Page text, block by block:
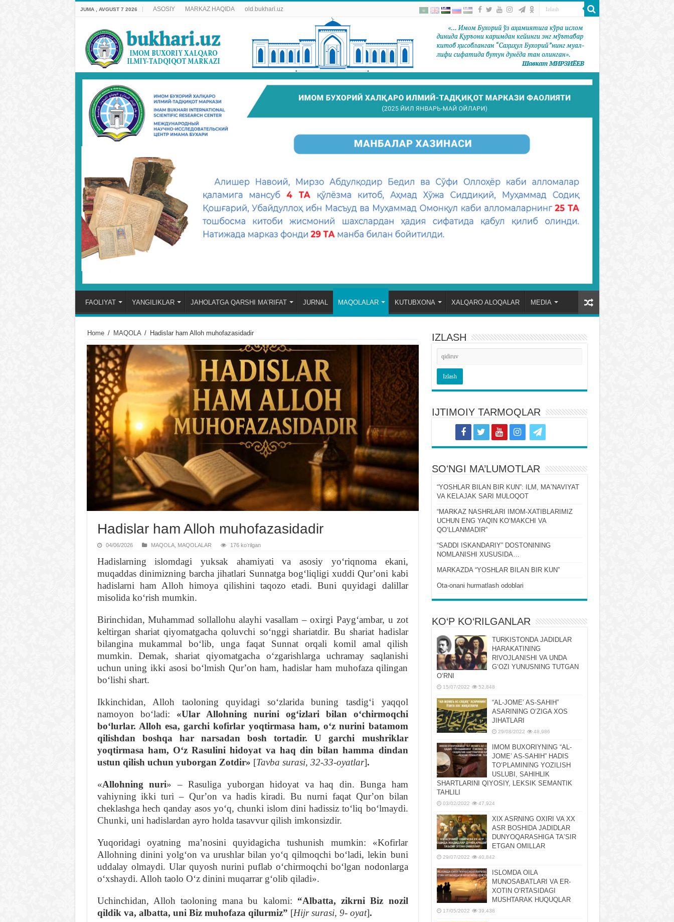
JUMA , AVGUST 7 2026 ASOSIY MARKAZ HAQIDA old.bukhari.uz
FAOLIYAT YANGILIKLAR JAHOLATGA QARSHI MA’RIFAT JURNAL MAQOLALAR KUTUBXONA XALQARO ALOQALAR MEDIA
Home / MAQOLA / Hadislar ham Alloh muhofazasidadir
Hadislar ham Alloh muhofazasidadir
04/06/2026 MAQOLA, MAQOLALAR 176 koʻrilgan
Hadislarning islomdagi yuksak ahamiyati va asosiy yoʻriqnoma ekani,
muqaddas dinimizning barcha jihatlari Sunnatga bogʻliqligi xuddi Qurʼoni kabi
hadislarni ham Alloh himoya qilishini taqozo etadi. Buni quyidagi dalillar
misolida koʻrish mumkin.
Birinchidan, Muhammad sollallohu alayhi vasallam – oxirgi Paygʻambar, u zot
keltirgan shariat qiyomatgacha qoluvchi soʻnggi shariatdir. Bu shariat hadislar
bilangina mukammal boʻlib, unga faqat Sunnat orqali komil amal qilish
mumkin. Demak, shariat qiyomatgacha oʻzgarishlarga uchramay saqlanishi
uchun uning ikki asosi boʻlmish Qurʼon ham, hadislar ham muhofaza qilingan
boʻlishi shart.
Ikkinchidan, Alloh taoloning quyidagi soʻzlarida buning tasdigʻi yaqqol
namoyon boʻladi: «Ular Allohning nurini ogʻizlari bilan oʻchirmoqchi
boʻlurlar. Alloh esa, garchi kofirlar yoqtirmasa ham, oʻz nurini batamom
qilishdan boshqa har narsadan bosh tortadir. U garchi mushriklar
yoqtirmasa ham, Oʻz Rasulini hidoyat va haq din bilan hamma dindan
ustun qilish uchun yuborgan Zotdir» [Tavba surasi, 32-33-oyatlar].
«Allohning nuri» – Rasuliga yuborgan hidoyat va haq din. Bunga ham
vahiyning ikki turi – Qurʼon va hadis kiradi. Bu nurni faqat Qurʼon bilan
cheklashga hech qanday asos yoʻq, chunki islom dini hadissiz toʻliq boʻlmaydi.
Chunki, uni hadislardan ayro holda tasavvur qilish imkonsizdir.
Yuqoridagi oyatning maʼnosini quyidagicha tushunish mumkin: «Kofirlar
Allohning dinini yolgʻon va urushlar bilan yoʻq qilmoqchi boʻladi, lekin buni
uddalay olmaydi. Ular quyosh nurini puflab oʻchirmoqchi boʻlgan nodonlarga
oʻxshaydi. Alloh taolo Oʻz dinini muqarrar gʻolib qiladi».
Uchinchidan, Alloh taoloning mana bu kalomi: “Albatta, zikrni Biz nozil
qildik va, albatta, uni Biz muhofaza qilurmiz” [Hijr surasi, 9- oyat].
IZLASH
IJTIMOIY TARMOQLAR
SOʻNGI MA’LUMOTLAR
“YOSHLAR BILAN BIR KUN”: ILM, MAʼNAVIYAT
VA KELAJAK SARI MULOQOT
“MARKAZ NASHRLARI IMOM-XATIBLARIMIZ
UCHUN ENG YAQIN KOʻMAKCHI VA
QOʻLLANMADIR”
“SADDI ISKANDARIY” DOSTONINING
NOMLANISHI XUSUSIDA…
MARKAZDA “YOSHLAR BILAN BIR KUN”
Ota-onani hurmatlash odoblari
KO‘P KO‘RILGANLAR
TURKISTONDA JADIDLAR
HARAKATINING
RIVOJLANISHI VA UNDA
GʻOZI YUNUSNING TUTGAN
OʻRNI
15/07/2022 52,848
“AL-JOMEʼ AS-SAHIH”
ASARINING OʻZIGA XOS
JIHATLARI
29/08/2022 48,986
IMOM BUXORIYNING “AL-
JOMEʼ AS-SAHIH” HADIS
TOʻPLAMINING YOZILISH
USLUBI, SAHIHLIK
SHARTLARINI QIYOSIY, LЕKSIK SЕMANTIK
TAHLILI
03/02/2022 47,924
XIX ASRNING OXIRI VA XX
ASR BOSHIDA JADIDLAR
DUNYOQARASHIGA TAʼSIR
ETGAN OMILLAR
29/07/2022 40,842
ISLOMDA OILA
MUNOSABATLARI VA ER-
XOTIN OʻRTASIDAGI
MUSHTARAK HUQUQLAR
17/05/2022 39,438